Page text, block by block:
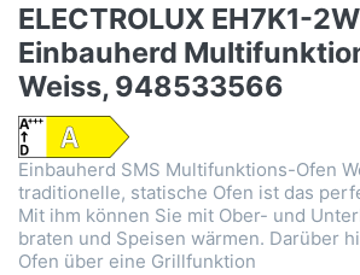
ELECTROLUX EH7K1-
Einbauherd
Weiss, 948533566
Einbauherd SMS Multifunktions-Ofen
traditionelle, statische Ofen ist das
Mit ihm können Sie mit Ober- und
braten und Speisen wärmen. Darüber
Ofen über eine Grillfunktion